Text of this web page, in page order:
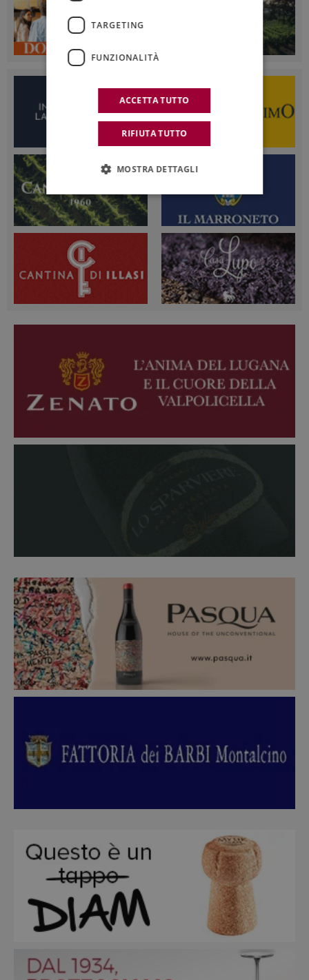
TARGETING
FUNZIONALITÀ
ACCETTA TUTTO
RIFIUTA TUTTO
MOSTRA DETTAGLI